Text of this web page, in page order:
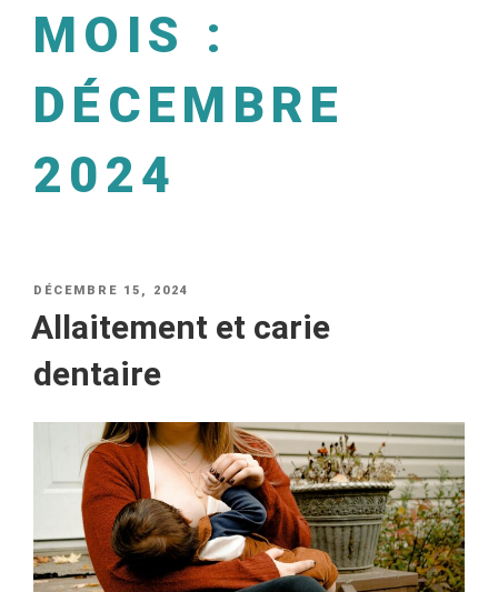
MOIS :
DÉCEMBRE
2024
DÉCEMBRE 15, 2024
Allaitement et carie
dentaire